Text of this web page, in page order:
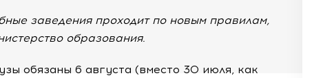
заведения проходит по новым правилам,
образования.
обязаны 6 августа (вместо 30 июля, как